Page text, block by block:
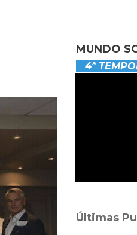
MUNDO
4ª
Últimas